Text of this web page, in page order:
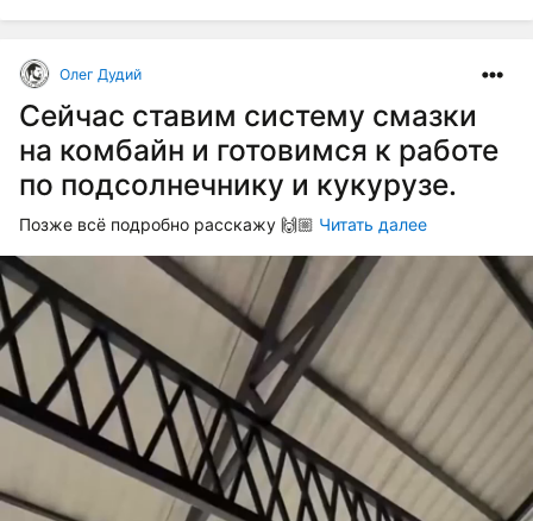
Олег Дудий
Сейчас ставим систему смазки
на комбайн и готовимся к работе
по подсолнечнику и кукурузе.
Позже всё подробно расскажу 🙌🏼 Читать далее